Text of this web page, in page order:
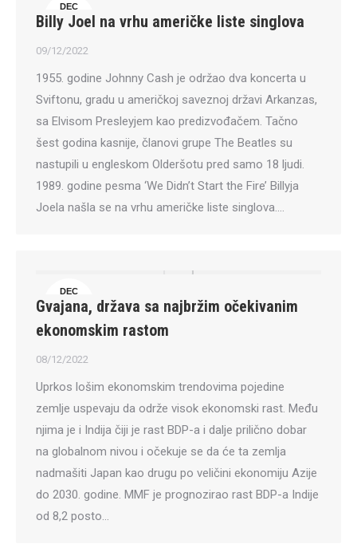
DEC
9
Billy Joel na vrhu američke liste singlova
09/12/2022
1955. godine Johnny Cash je održao dva koncerta u
Sviftonu, gradu u američkoj saveznoj državi Arkanzas,
sa Elvisom Presleyjem kao predizvođačem. Tačno
šest godina kasnije, članovi grupe The Beatles su
nastupili u engleskom Olderšotu pred samo 18 ljudi.
1989. godine pesma ‘We Didn’t Start the Fire’ Billyja
Joela našla se na vrhu američke liste singlova.…
DEC
8
Gvajana, država sa najbržim očekivanim
ekonomskim rastom
08/12/2022
Uprkos lošim ekonomskim trendovima pojedine
zemlje uspevaju da održe visok ekonomski rast. Među
njima je i Indija čiji je rast BDP-a i dalje prilično dobar
na globalnom nivou i očekuje se da će ta zemlja
nadmašiti Japan kao drugu po veličini ekonomiju Azije
do 2030. godine. MMF je prognozirao rast BDP-a Indije
od 8,2 posto…